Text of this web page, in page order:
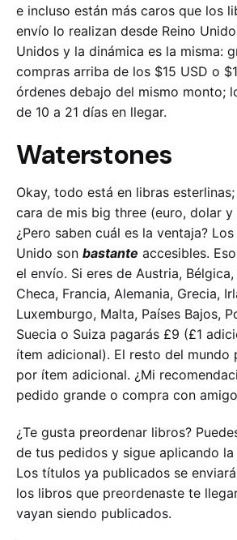
e incluso están más caros que los
envío lo realizan desde Reino
Unidos y la dinámica es la misma:
compras arriba de los $15 USD o
órdenes debajo del mismo monto;
de 10 a 21 días en llegar.
Waterstones
Okay, todo está en libras
cara de mis big three (euro, dolar y
¿Pero saben cuál es la ventaja?
Unido son bastante accesibles.
el envío. Si eres de Austria,
Checa, Francia, Alemania, Grecia,
Luxemburgo, Malta, Países Bajos,
Suecia o Suiza pagarás £9 (£1
ítem adicional). El resto del mundo
por ítem adicional. ¿Mi
pedido grande o compra con
¿Te gusta preordenar libros?
de tus pedidos y sigue aplicando la
Los títulos ya publicados se
los libros que preordenaste te
vayan siendo publicados.